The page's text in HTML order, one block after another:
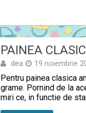
PAINEA
dea 19 noiembrie
Pentru painea clasica
grame. Pornind de la
miri ce, in functie de